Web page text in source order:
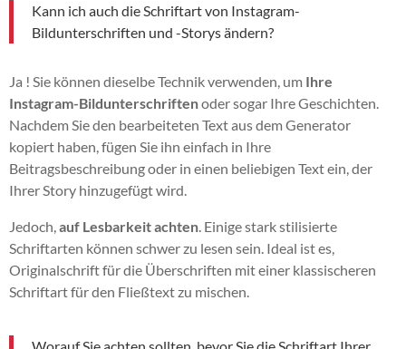
Kann ich auch die Schriftart von Instagram-
Bildunterschriften und -Storys ändern?
Ja ! Sie können dieselbe Technik verwenden, um Ihre
Instagram-Bildunterschriftenoder sogar Ihre Geschichten.
Nachdem Sie den bearbeiteten Text aus dem Generator
kopiert haben, fügen Sie ihn einfach in Ihre
Beitragsbeschreibung oder in einen beliebigen Text ein, der
Ihrer Story hinzugefügt wird.
Jedoch, auf Lesbarkeit achten . Einige stark stilisierte
Schriftarten können schwer zu lesen sein. Ideal ist es,
Originalschrift für die Überschriften mit einer klassischeren
Schriftart für den Fließtext zu mischen.
Worauf Sie achten sollten, bevor Sie die Schriftart Ihrer